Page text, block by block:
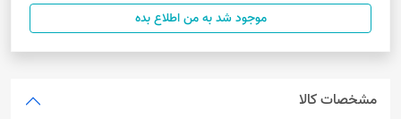
موجود شد به من اطلاع بده
مشخصات کالا